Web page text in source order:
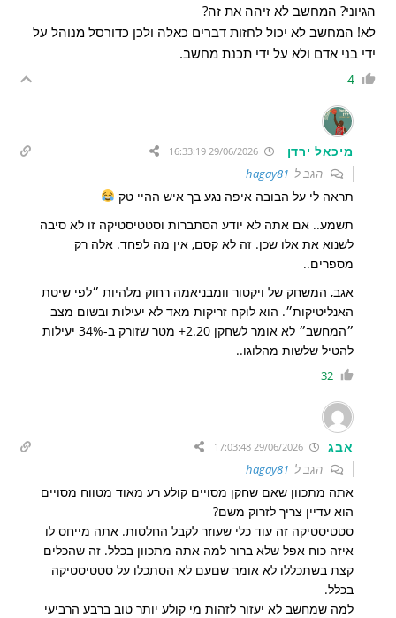
הגיוני? המחשב לא זיהה את זה?
לא! המחשב לא יכול לחזות דברים כאלה ולכן כדורסל מנוהל על
ידי בני אדם ולא על ידי תכנת מחשב.
4
מיכאל ירדן 29/06/2026 16:33:19
הגב ל hagay81
תראה לי על הבובה איפה נגע בך איש ההיי טק
תשמע.. אם אתה לא יודע הסתברות וסטטיסטיקה זו לא סיבה
לשנוא את אלו שכן. זה לא קסם, אין מה לפחד. אלה רק
מספרים..
אגב, המשחק של ויקטור וומבניאמה רחוק מלהיות ״לפי שיטת
האנליטיקות״. הוא לוקח זריקות מאד לא יעילות ובשום מצב
״המחשב״ לא אומר לשחקן 2.20+ מטר שזורק ב-34% יעילות
להטיל שלשות מהלוגו..
32
אבג
הגב ל hagay81
אתה מתכוון שאם שחקן מסויים קולע רע מאוד מטווח מסויים
הוא עדיין צריך לזרוק משם?
סטטיסטיקה זה עוד כלי שעוזר לקבל החלטות. אתה מייחס לו
איזה כוח אפל שלא ברור למה אתה מתכוון בכלל. זה שהכלים
קצת בשתכללו לא אומר שםעם לא הסתכלו על סטטיסטיקה
בכלל.
למה שמחשב לא יעזור לזהות מי קולע יותר טוב ברבע הרביעי